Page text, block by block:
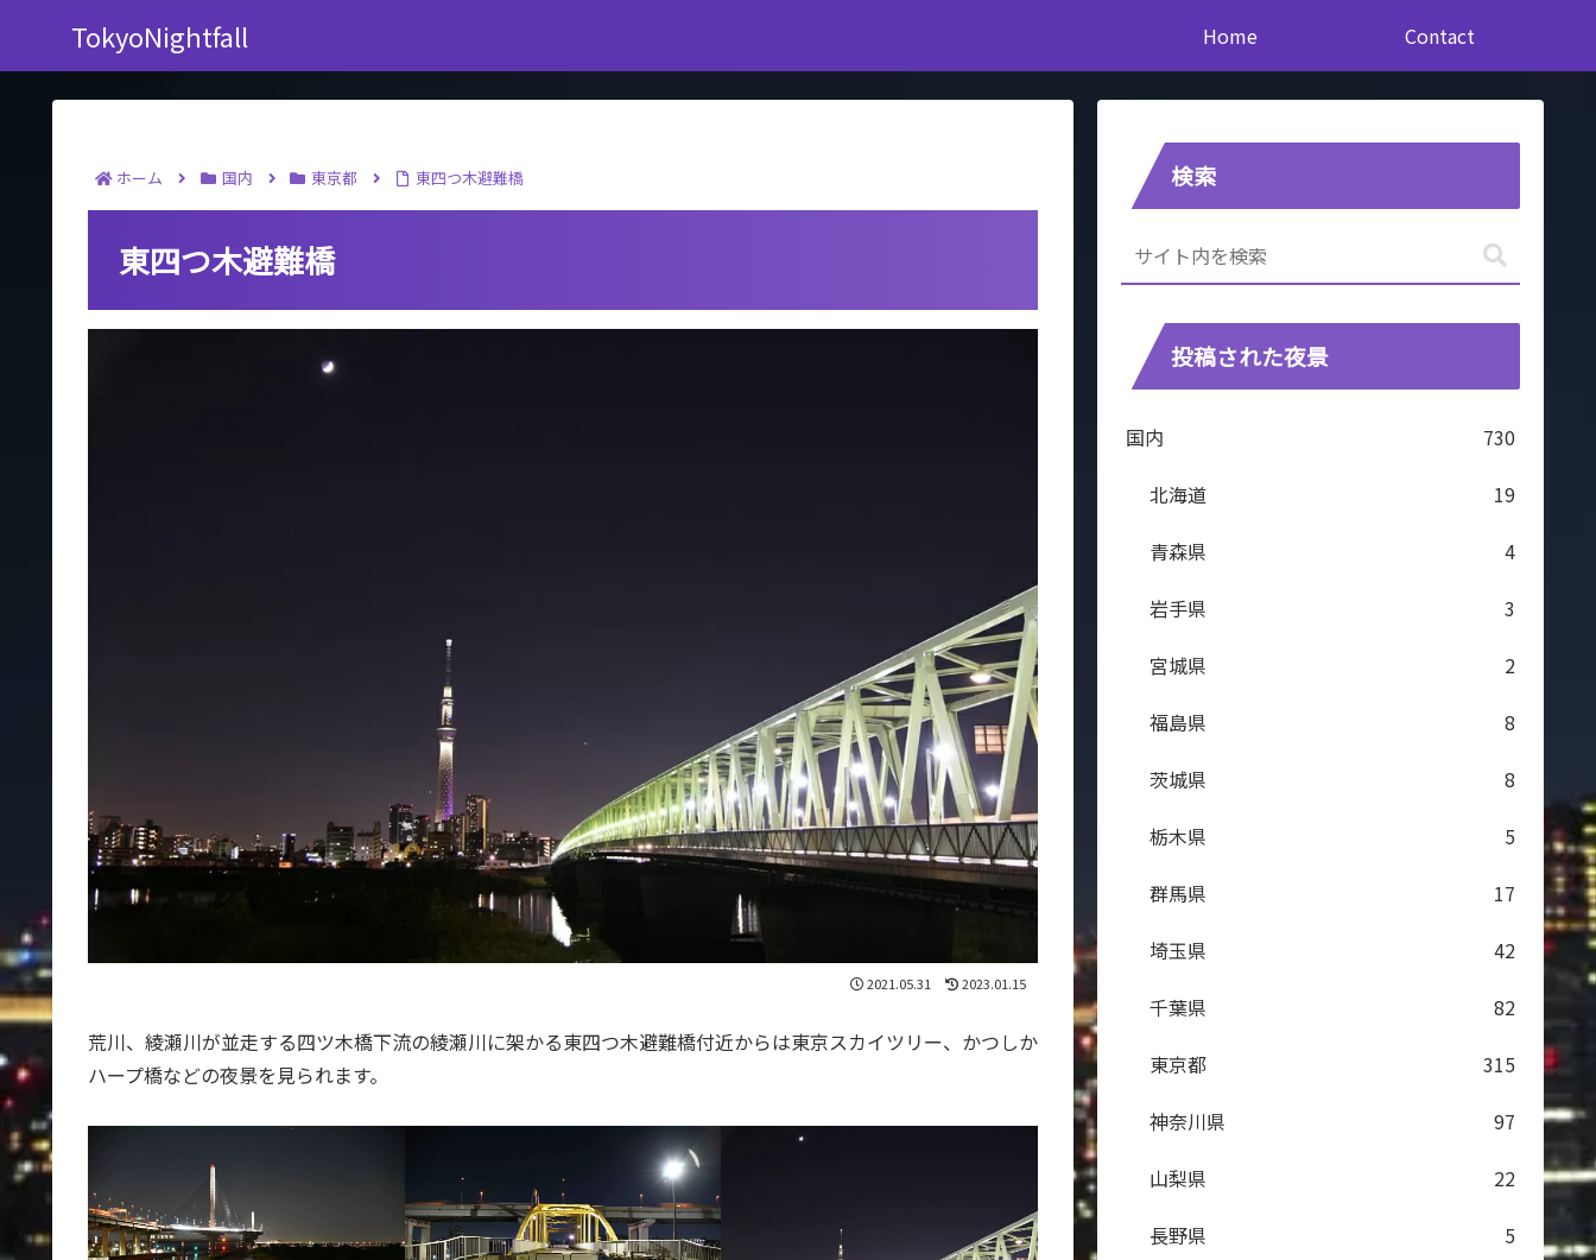
TokyoNightfall Home Contact
ホーム 国内 東京都 東四つ木避難橋
東四つ木避難橋
2021.05.31 2023.01.15
荒川、綾瀬川が並走する四ツ木橋下流の綾瀬川に架かる東四つ木避難橋付近からは東京スカイツリー、かつしか
ハープ橋などの夜景を見られます。
検索
投稿された夜景
国内
730
北海道
19
青森県
4
岩手県
3
宮城県
2
福島県
8
茨城県
8
栃木県
5
群馬県
17
埼玉県
42
千葉県
82
東京都
315
神奈川県
97
山梨県
22
長野県
5